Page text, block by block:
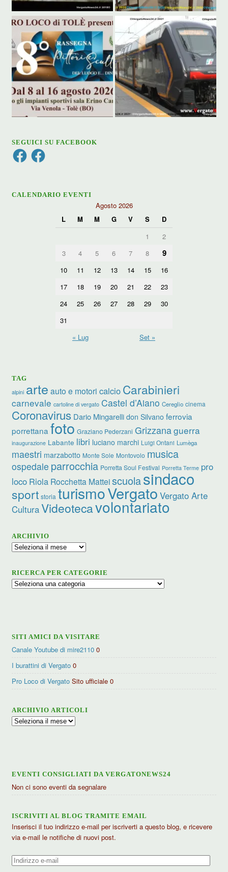
SEGUICI SU FACEBOOK
FacebookFacebook
CALENDARIO EVENTI
Agosto 2026
L
M M G V S
D
1
2
3
4 5 6 7 8 9
10 11 12 13 14 15
16
17
18 19 20 21 22
23
24
25 26 27 28 29
30
31
« Lug
Set »
TAG
alpini arte auto e motori calcio Carabinieri
carnevale cartoline di vergato Castel d’Aiano Cereglio cinema
Coronavirus Dario Mingarelli don Silvano ferrovia
porrettana foto Graziano Pederzani Grizzanaguerra
inaugurazione Labante libri luciano marchi Luigi Ontani Lumèga
maestri marzabotto Monte Sole Montovolo musica
ospedale parrocchia Porretta Soul Festival Porretta Terme pro
loco Riola Rocchetta Matteiscuolasindaco
sport storia turismoVergato Vergato Arte
CulturaVideotecavolontariato
ARCHIVIO
Archivio
RICERCA PER CATEGORIE
Ricerca
SITI AMICI DA VISITARE
Canale Youtube di mire2110 0
I burattini di Vergato 0
Pro Loco di Vergato Sito ufficiale 0
ARCHIVIO ARTICOLI
Archivio
EVENTI CONSIGLIATI DA VERGATONEWS24
Non ci sono eventi da segnalare
ISCRIVITI AL BLOG TRAMITE EMAIL
Inserisci il tuo indirizzo e-mail per iscriverti a questo blog, e ricevere
via e-mail le notifiche di nuovi post.
Indirizzo